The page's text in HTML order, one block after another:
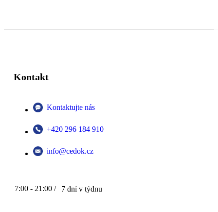
Kontakt
Kontaktujte nás
+420 296 184 910
info@cedok.cz
7:00 - 21:00 / 7 dní v týdnu